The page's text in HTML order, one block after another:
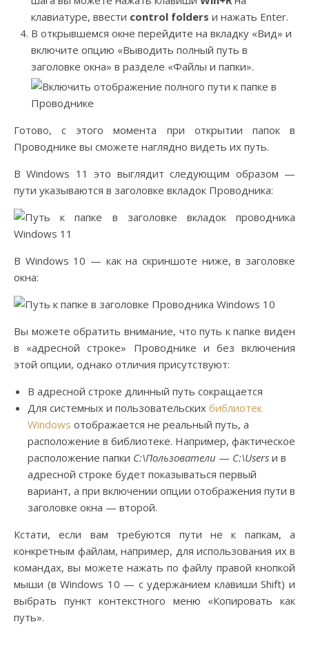
клавиатуре, ввести control folders и нажать Enter.
В открывшемся окне перейдите на вкладку «Вид» и
включите опцию «Выводить полный путь в
заголовке окна» в разделе «Файлы и папки».
Готово, с этого момента при открытии папок в
Проводнике вы сможете наглядно видеть их путь.
В Windows 11 это выглядит следующим образом —
пути указываются в заголовке вкладок Проводника:
В Windows 10 — как на скриншоте ниже, в заголовке
окна:
Вы можете обратить внимание, что путь к папке виден
в «адресной строке» Проводнике и без включения
этой опции, однако отличия присутствуют:
В адресной строке длинный путь сокращается
Для системных и пользовательских библиотек
Windows отображается не реальный путь, а
расположение в библиотеке. Например, фактическое
расположение папки C:\Пользователи — C:\Users и в
адресной строке будет показываться первый
вариант, а при включении опции отображения пути в
заголовке окна — второй.
Кстати, если вам требуются пути не к папкам, а
конкретным файлам, например, для использования их в
командах, вы можете нажать по файлу правой кнопкой
мыши (в Windows 10 — с удержанием клавиши Shift) и
выбрать пункт контекстного меню «Копировать как
путь».